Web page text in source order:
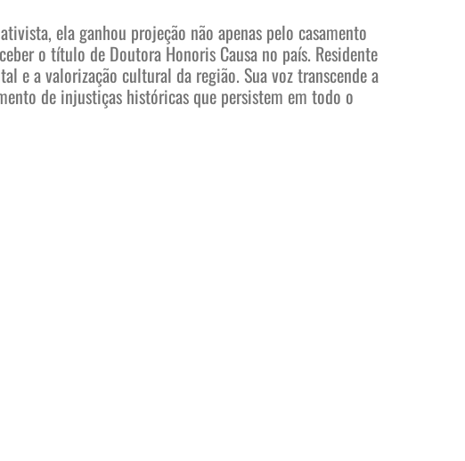
ela ganhou projeção não apenas pelo casamento
o título de Doutora Honoris Causa no país. Residente
e a valorização cultural da região. Sua voz transcende a
de injustiças históricas que persistem em todo o